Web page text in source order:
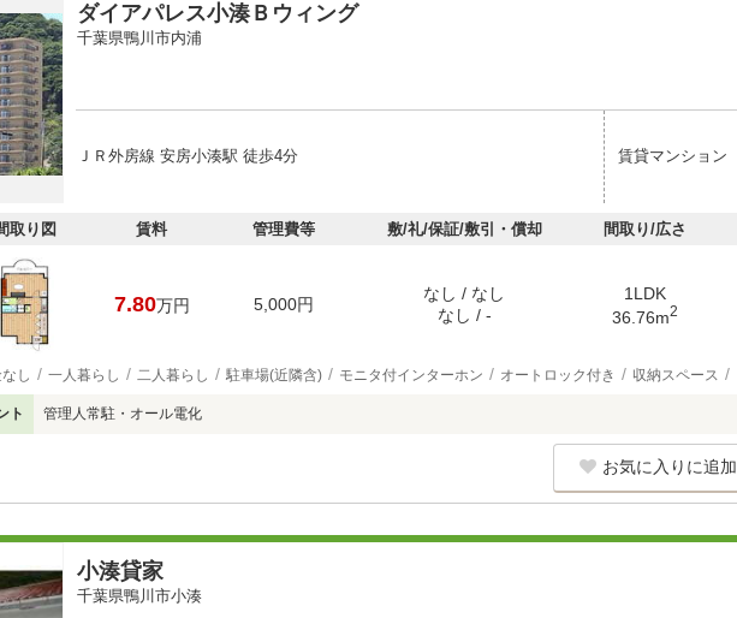
ダイアパレス小湊Ｂウィング
千葉県鴨川市内浦
ＪＲ外房線 安房小湊駅 徒歩4分 賃貸マンション
取り図 賃料 管理費等 敷/礼/保証/敷引・償却 間取り/広さ
7.80万円 5,000円
なし / なし
なし / -
1LDK
36.76m2
し 一人暮らし 二人暮らし 駐車場(近隣含) モニタ付インターホン オートロック付き 収納スペース
ト 管理人常駐・オール電化
お気に入りに追加
小湊貸家
千葉県鴨川市小湊